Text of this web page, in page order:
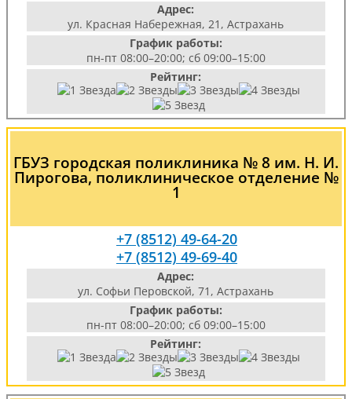
Адрес:
ул. Красная Набережная, 21, Астрахань
График работы:
пн-пт 08:00–20:00; сб 09:00–15:00
Рейтинг:
ГБУЗ городская поликлиника № 8 им. Н. И.
Пирогова, поликлиническое отделение №
1
+7 (8512) 49-64-20
+7 (8512) 49-69-40
Адрес:
ул. Софьи Перовской, 71, Астрахань
График работы:
пн-пт 08:00–20:00; сб 09:00–15:00
Рейтинг: